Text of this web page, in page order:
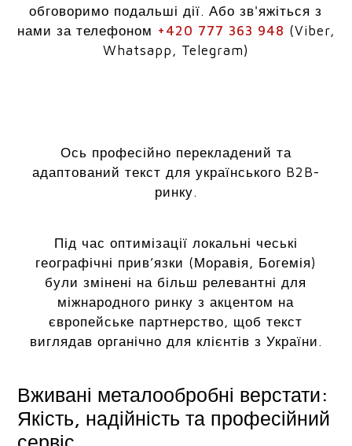
обговоримо подальші дії. Або зв'яжіться з
нами за телефоном +420 777 363 948 (Viber,
Whatsapp, Telegram)
Ось професійно перекладений та
адаптований текст для українського B2B-
ринку.
Під час оптимізації локальні чеські
географічні прив’язки (Моравія, Богемія)
були змінені на більш релевантні для
міжнародного ринку з акцентом на
європейське партнерство, щоб текст
виглядав органічно для клієнтів з України.
Вживані металообробні верстати:
Якість, надійність та професійний